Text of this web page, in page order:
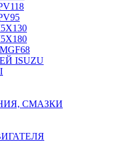
ISUZU
СМАЗКИ